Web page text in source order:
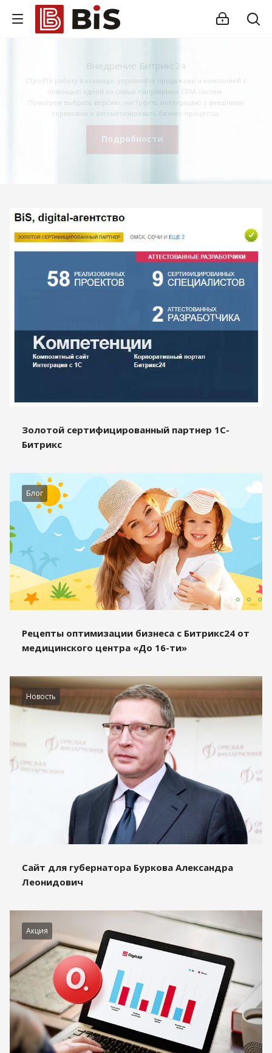
Внедрение Битрикс24
Стройте работу в команде, управляйте продажами и компанией с
помощью одной из самых популярных CRM-систем.
Помогаем выбрать версию, настроить интеграцию с внешними
сервисами и автоматизировать бизнес-процессы.
Подробности
Золотой сертифицированный партнер 1С-
Битрикс
Блог
Рецепты оптимизации бизнеса с Битрикс24 от
медицинского центра «До 16-ти»
Новость
Сайт для губернатора Буркова Александра
Леонидович
Акция